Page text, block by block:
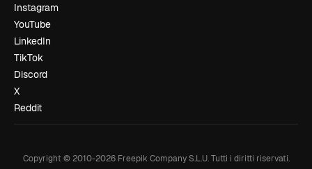
Instagram
YouTube
LinkedIn
TikTok
Discord
X
Reddit
Copyright © 2010-2026Freepik Company S.L.U. Tutti i diritti riservati.